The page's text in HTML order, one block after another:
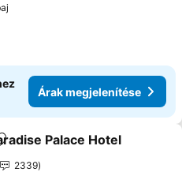
Árak megjelenítése
a kedvencekhez
Palace Hotel
2339